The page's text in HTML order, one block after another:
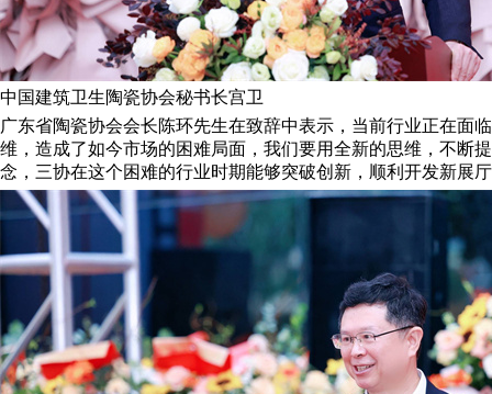
中国建筑卫生陶瓷协会秘书长宫卫
广东省陶瓷协会会长陈环先生在致辞中表示，当前行业正在面
维，造成了如今市场的困难局面，我们要用全新的思维，不断
念，三协在这个困难的行业时期能够突破创新，顺利开发新展